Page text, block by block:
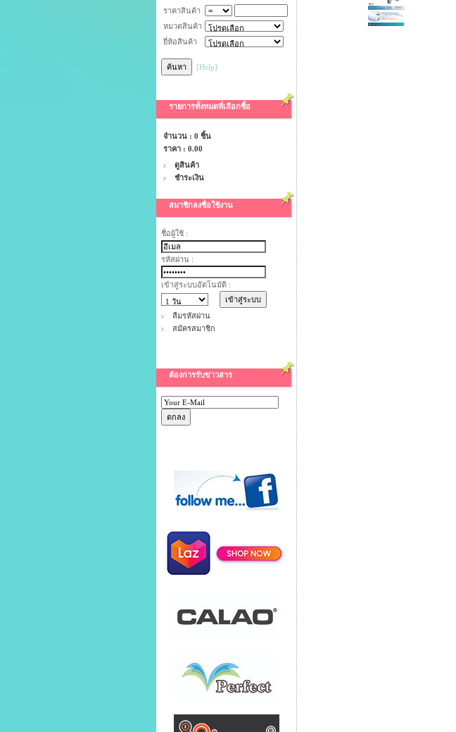
ราคาสินค้า
หมวดสินค้า
ยี่ห้อสินค้า
[Help]
รายการทั้งหมดที่เลือกซื้อ
จำนวน : 0 ชิ้น
ราคา : 0.00
ดูสินค้า
ชำระเงิน
สมาชิกลงชื่อใช้งาน
ชื่อผู้ใช้ :
รหัสผ่าน :
เข้าสู่ระบบอัตโนมัติ :
ลืมรหัสผ่าน
สมัครสมาชิก
ต้องการรับข่าวสาร